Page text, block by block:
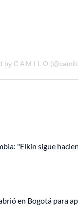
by C A M I L O
"Elkin sigue
en Bogotá para